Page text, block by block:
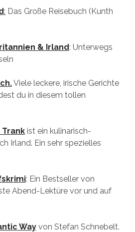
: Das Große Reisebuch (Kunth
& Irland: Unterwegs
Viele leckere, irische Gerichte
du in diesem tollen
Trankist ein kulinarisch-
Irland. Ein sehr spezielles
: Ein Bestseller von
Abend-Lektüre vor und auf
Wayvon Stefan Schnebelt.